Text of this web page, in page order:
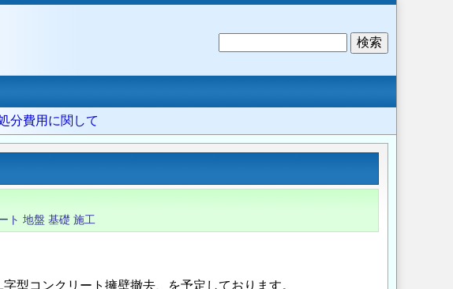
分費用に関して
ト 地盤 基礎 施工
型コンクリート擁壁撤去、を予定しております。